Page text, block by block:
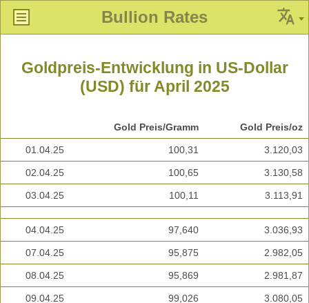
Bullion Rates
Goldpreis-Entwicklung in US-Dollar
(USD) für April 2025
Gold Preis/Gramm Gold Preis/oz
01.04.25 100,31 3.120,03
02.04.25 100,65 3.130,58
03.04.25 100,11 3.113,91
04.04.25 97,640 3.036,93
07.04.25 95,875 2.982,05
08.04.25 95,869 2.981,87
09.04.25 99,026 3.080,05